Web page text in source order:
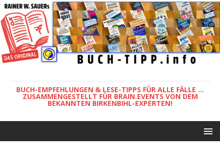
BUCH-EMPFEHLUNGEN & LESE-TIPPS FÜR ALLE FÄLLE ...
ZUSAMMENGESTELLT FÜR BRAIN.EVENTS VON DEM
BEKANNTEN BIRKENBIHL-EXPERTEN!